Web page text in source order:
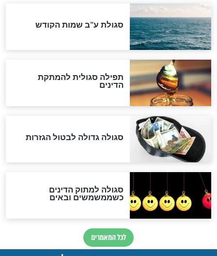
ההסכם החשאי של טראמפ
ואיראן: בלי שקיפות ועם הרבה
סימני שאלה
המסמך האבוד שנחשף
במרתפי מוסקבה: כתב היד
הנדיר של הרשב"ם התגלה
"מודה לקב"ה על כל השנים"
לכל המאמרים
אחרית הימים